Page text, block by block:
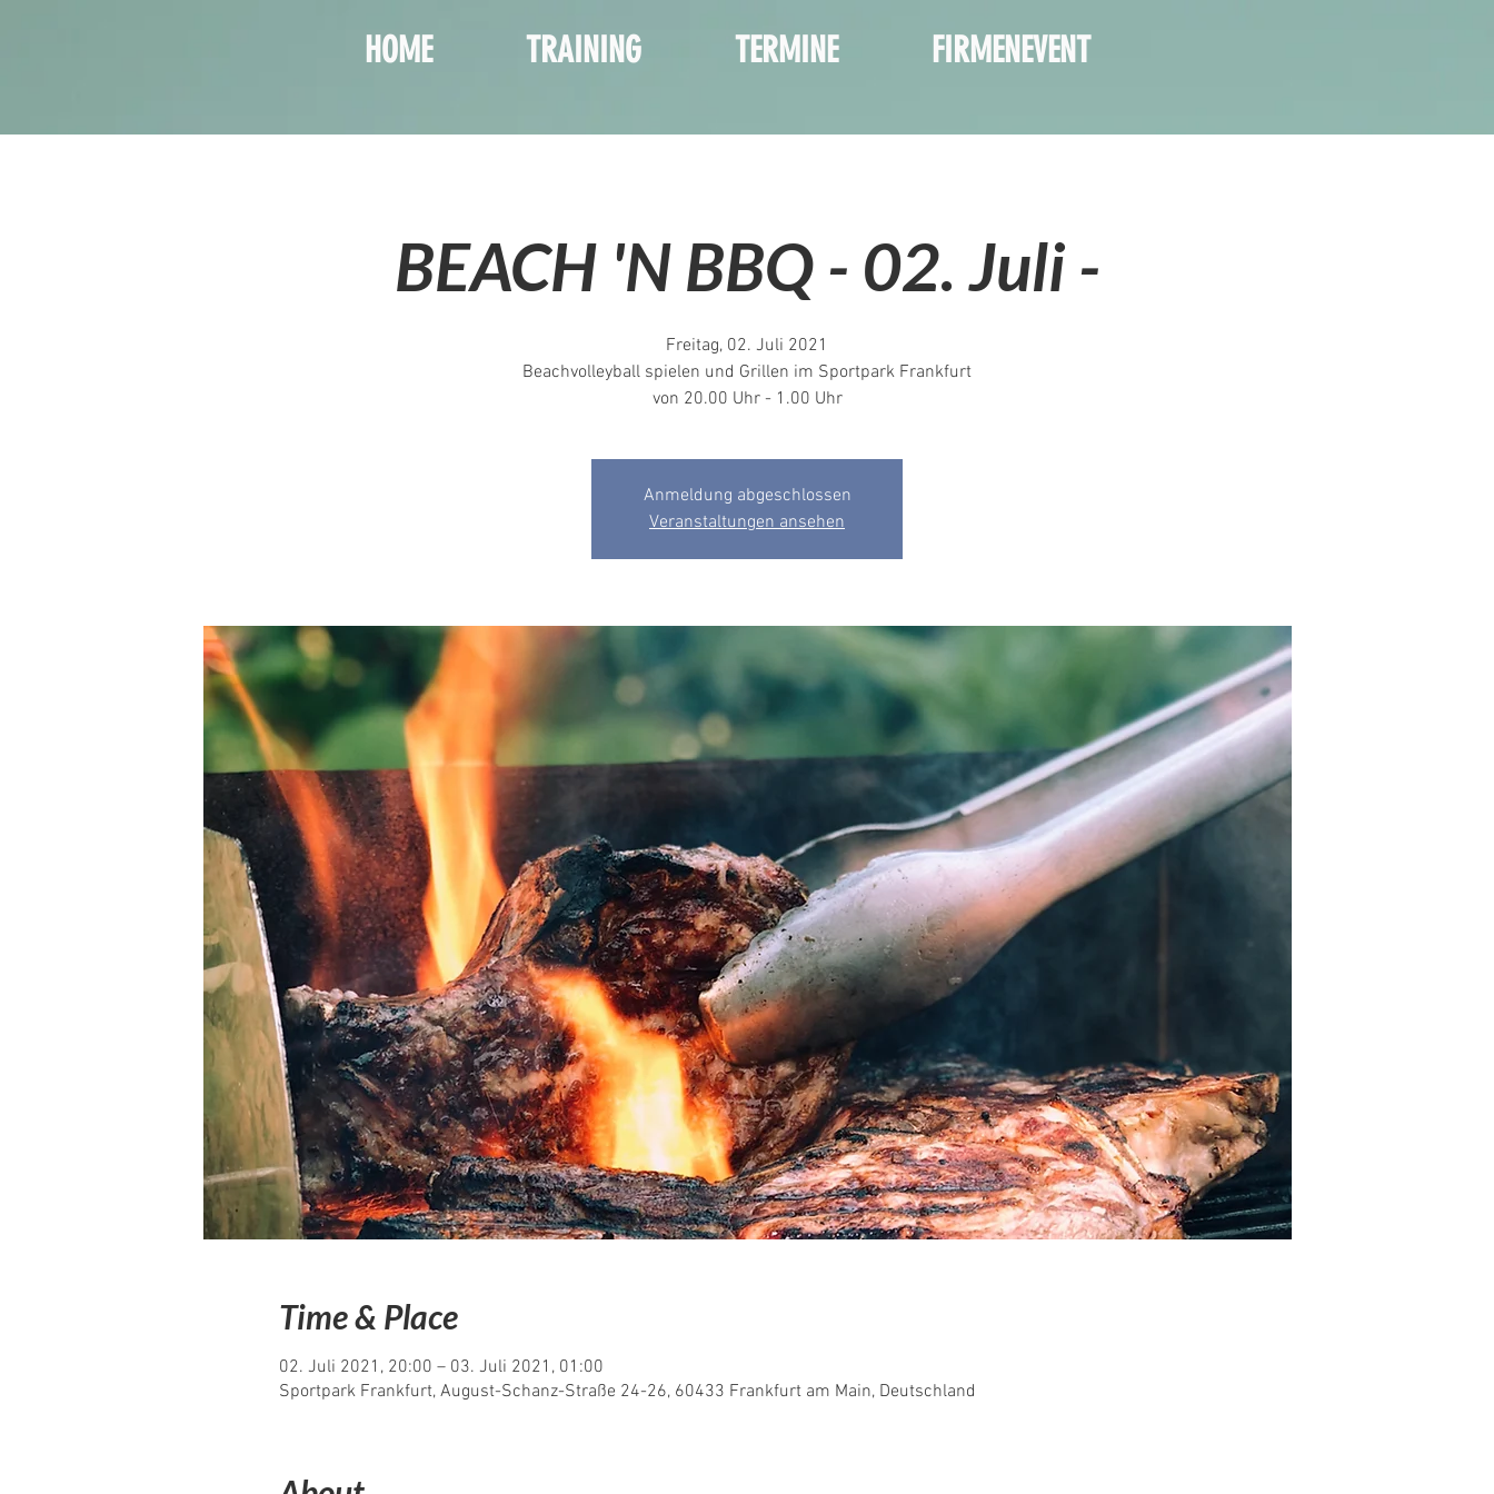
HOME TRAINING TERMINE FIRMENEVENT
BEACH 'N BBQ - 02. Juli -
Freitag, 02. Juli 2021
Beachvolleyball spielen und Grillen im Sportpark Frankfurt
von 20.00 Uhr - 1.00 Uhr
Anmeldung abgeschlossen
Veranstaltungen ansehen
Time & Place
02. Juli 2021, 20:00 – 03. Juli 2021, 01:00
Sportpark Frankfurt, August-Schanz-Straße 24-26, 60433 Frankfurt am Main, Deutschland